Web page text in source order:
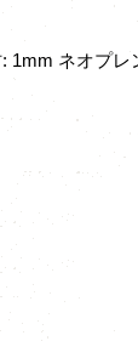
1mm ネオプレ